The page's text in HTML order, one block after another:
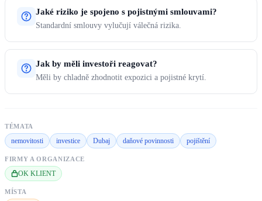
Jaké riziko je spojeno s pojistnými smlouvami?
Standardní smlouvy vylučují válečná rizika.
Jak by měli investoři reagovat?
Měli by chladně zhodnotit expozici a pojistné krytí.
TÉMATA
nemovitosti investice Dubaj daňové povinnosti pojištění
FIRMY A ORGANIZACE
OK KLIENT
MÍSTA